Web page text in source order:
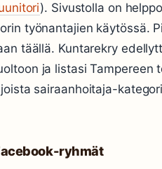
). Sivustolla on
työnantajien käytössä.
täällä. Kuntarekry
ja listasi Tampereen
sairaanhoitaja-
ryhmät